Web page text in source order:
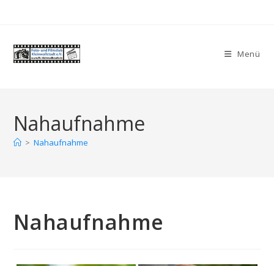
Menü
Nahaufnahme
> Nahaufnahme
Nahaufnahme